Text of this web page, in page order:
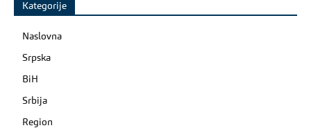
Kategorije
Naslovna
Srpska
BiH
Srbija
Region